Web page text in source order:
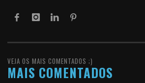
VEJA OS MAIS COMENTADOS ;)
MAIS COMENTADOS